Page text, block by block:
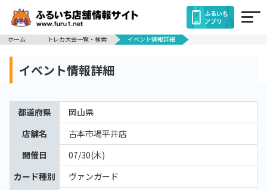
ふるいち
アプリ
ホーム
トレカ大会一覧・検索 イベント情報詳細
イベント情報詳細
都道府県
岡山県
店舗名
古本市場平井店
開催日
07/30(木)
カード種別
ヴァンガード